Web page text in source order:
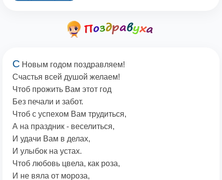
С Новым годом поздравляем!
Счастья всей душой желаем!
Чтоб прожить Вам этот год
Без печали и забот.
Чтоб с успехом Вам трудиться,
А на праздник - веселиться,
И удачи Вам в делах,
И улыбок на устах.
Чтоб любовь цвела, как роза,
И не вяла от мороза,